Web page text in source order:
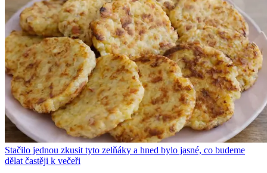
Stačilo jednou zkusit tyto zelňáky a hned bylo jasné, co budeme
dělat častěji k večeři